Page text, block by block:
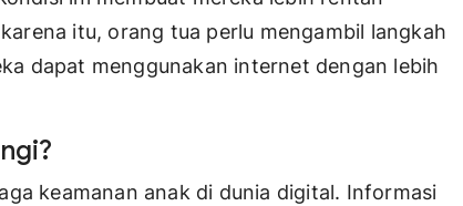
itu, orang tua perlu mengambil langkah
dapat menggunakan internet dengan lebih
keamanan anak di dunia digital. Informasi